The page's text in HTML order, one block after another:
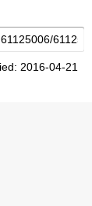
2016-04-21